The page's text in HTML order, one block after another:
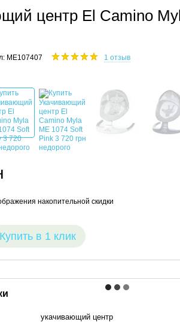
центр El Camino
ME107407 1 отзыв
накопительной скидки
Купить в 1 клик
укачивающий центр